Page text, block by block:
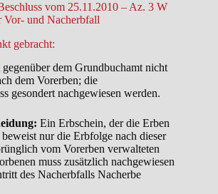
vom 25.11.2010 – Az. 3 W
Vor- und Nacherbfall
gebracht:
dem Grundbuchamt nicht
dem Vorerben; die
gesondert nachgewiesen werden.
Ein Erbschein, der die Erben
nur die Erbfolge nach dieser
vom Vorerben verwalteten
muss zusätzlich nachgewiesen
des Nacherbfalls Nacherbe